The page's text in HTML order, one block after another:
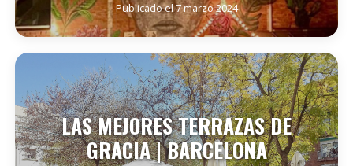
Publicado el 7 marzo 2024
SEGUIR LEYENDO
LAS MEJORES TERRAZAS DE
GRACIA | BARCELONA